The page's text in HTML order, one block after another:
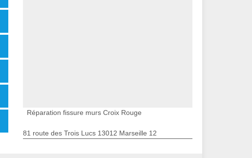
Réparation fissure murs Croix Rouge
81 route des Trois Lucs 13012 Marseille 12